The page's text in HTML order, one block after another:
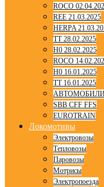
ROCO
REE 21.03.2025
HERPA
TT 28.02.2025
H0 28.02.2025
ROCO
H0 16.01.2025
TT 16.01.2025
АВТОМОБИЛИ
SBB CFF FFS
EUROTRAIN
Локомотивы
Электровозы
Тепловозы
Паровозы
Мотрисы
Электропоезда